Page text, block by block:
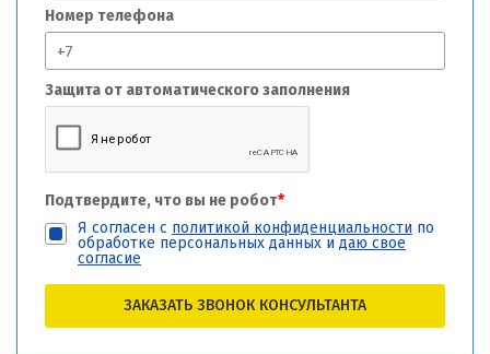
Номер телефона
Защита от автоматического заполнения
Подтвердите, что вы не робот*
Я согласен с политикой конфиденциальности по
обработке персональных данных и даю свое
согласие
ЗАКАЗАТЬ ЗВОНОК КОНСУЛЬТАНТА